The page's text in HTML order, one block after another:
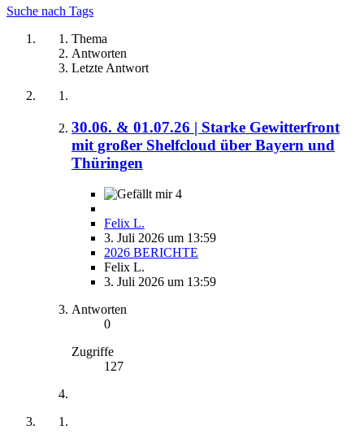
Suche nach Tags
Thema
Antworten
Letzte Antwort
30.06. & 01.07.26 | Starke Gewitterfront
mit großer Shelfcloud über Bayern und
Thüringen
4
Felix L.
3. Juli 2026 um 13:59
2026 BERICHTE
Felix L.
3. Juli 2026 um 13:59
Antworten
0
Zugriffe
127